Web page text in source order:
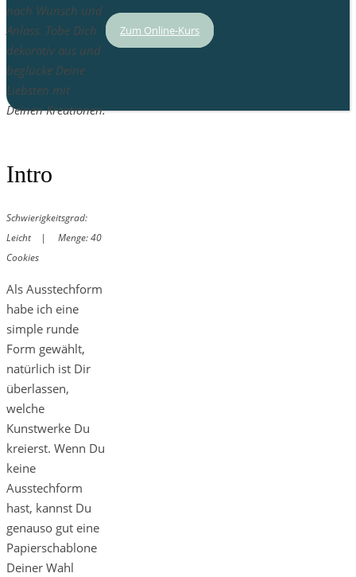
nach Wunsch und
Anlass. Tobe Dich
dekorativ aus und
beglücke Deine
Liebsten mit
Deinen Kreationen.
Intro
Schwierigkeitsgrad:
Leicht | Menge: 40
Cookies
Als Ausstechform
habe ich eine
simple runde
Form gewählt,
natürlich ist Dir
überlassen,
welche
Kunstwerke Du
kreierst. Wenn Du
keine
Ausstechform
hast, kannst Du
genauso gut eine
Papierschablone
Deiner Wahl
Zum Online-Kurs